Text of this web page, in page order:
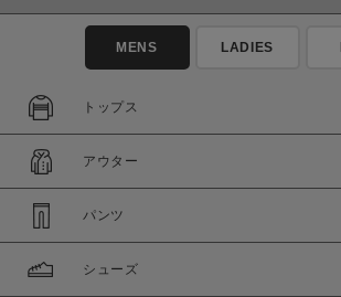
通常商品
セール価格
在庫
在庫あり
MENS LADIES
トップス
アウター
パンツ
シューズ